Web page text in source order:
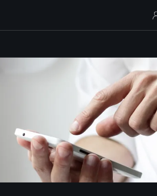
Купить